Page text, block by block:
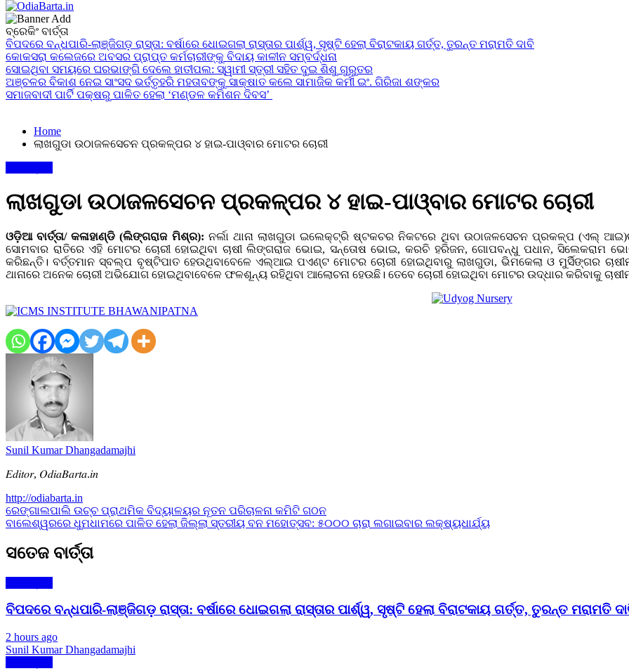
OdiaBarta.in
24x7News&Views
ବ୍ରେକିଂ ବାର୍ତ୍ତା
ବିପଦରେ ବନ୍ଧପାରି-ଲାଞ୍ଜିଗଡ଼ ରାସ୍ତା: ବର୍ଷାରେ ଧୋଇଗଲା ରାସ୍ତାର ପାର୍ଶ୍ୱ, ସୃଷ୍ଟି ହେଲା ବିରାଟକାୟ ଗର୍ତ୍ତ, ତୁରନ୍ତ ମରାମତି ଦାବି
କୋକସରା କଲେଜରେ ଅବସର ପ୍ରାପ୍ତ କର୍ମଚାରୀଙ୍କୁ ବିଦାୟ କାଳୀନ ସମ୍ବର୍ଦ୍ଧନା
ସୋଇଥିବା ସମୟରେ ଘରଭାଙ୍ଗି ଦେଲେ ହାତୀପଲ: ସ୍ୱାମୀ ସ୍ତ୍ରୀ ସହିତ ଦୁଇ ଶିଶୁ ଗୁରୁତର
ଅଞ୍ଚଳର ବିକାଶ ନେଇ ସାଂସଦ ଭର୍ତ୍ତୃହରି ମହତାବଙ୍କୁ ସାକ୍ଷାତ କଲେ ସାମାଜିକ କର୍ମୀ ଇଂ. ଗିରିଜା ଶଙ୍କର
ସମାଜବାଦୀ ପାର୍ଟି ପକ୍ଷରୁ ପାଳିତ ହେଲା ‘ମଣ୍ଡଳ କମିଶନ ଦିବସ’
Home
ଲାଖଗୁଡା ଉଠାଜଳସେଚନ ପ୍ରକଳ୍ପର ୪ ହାଇ-ପାଓ୍ବାର ମୋଟର ଚୋରୀ
ଲାଖଗୁଡା ଉଠାଜଳସେଚନ ପ୍ରକଳ୍ପର ୪ ହାଇ-ପାଓ୍ବାର ମୋଟର ଚୋରୀ
ଓଡ଼ିଆ ବାର୍ତ୍ତା/ କଳାହାଣ୍ଡି (ଲିଙ୍ଗରାଜ ମିଶ୍ର): ନର୍ଲା ଥାନା ଲାଖଗୁଡା ଇଲେକ୍ଟ୍ରି ଷ୍ଟକଚର ନିକଟରେ ଥିବା ଉଠାଜଳସେଚନ ପ୍ରକଳ୍ପ (ଏଲ୍
ସୋମବାର ରାତିରେ ଏହି ମୋଟର ଚୋରୀ ହୋଇଥିବା ଚାଷୀ ଲିଙ୍ଗରାଜ ଭୋଇ, ସନ୍ତୋଷ ଭୋଇ, କରଚି ହରିଜନ, ଗୋପବନ୍ଧୁ ପଧାନ, ସିଲେକରାମ
କରିଛନ୍ତି। ବର୍ତ୍ତମାନ ସ୍ବଲ୍ପ ବୃଷ୍ଟିପାତ ହେଉଥିବାବେଳେ ଏଲ୍ଆଇ ପଏଣ୍ଟ ମୋଟର ଚୋରୀ ହୋଇଥିବାରୁ ଲାଖଗୁଡା, ଭିମକେଲା ଓ ମୁର୍ସିଙ୍ଗର
ଥାନାରେ ଅନେକ ଚୋରୀ ଅଭିଯୋଗ ହୋଇଥିବାବେଳେ ଫଳଶୂନ୍ୟ ରହିଥିବା ଆଲୋଚନା ହେଉଛି। ତେବେ ଚୋରୀ ହୋଇଥିବା ମୋଟର ଉଦ୍ଧାର କରିବାକୁ
Sunil Kumar Dhangadamajhi
𝐸𝑑𝑖𝑡𝑜𝑟, 𝑂𝑑𝑖𝑎𝐵𝑎𝑟𝑡𝑎.𝑖𝑛
http://odiabarta.in
Post
navigation
ରେଙ୍ଗାଲପାଲି ଉଚ୍ଚ ପ୍ରାଥମିକ ବିଦ୍ୟାଳୟର ନୂତନ ପରିଚାଳନା କମିଟି ଗଠନ
ବାଲେଶ୍ୱରରେ ଧୁମଧାମରେ ପାଳିତ ହେଲା ଜିଲ୍ଲା ସ୍ତରୀୟ ବନ ମହୋତ୍ସବ: ୫୦୦୦ ଚାରା ଲଗାଇବାର ଲକ୍ଷ୍ୟଧାର୍ଯ୍ୟ
ସତେଜ ବାର୍ତ୍ତା
ବିପଦରେ ବନ୍ଧପାରି-ଲାଞ୍ଜିଗଡ଼ ରାସ୍ତା: ବର୍ଷାରେ ଧୋଇଗଲା ରାସ୍ତାର ପାର୍ଶ୍ୱ, ସୃଷ୍ଟି ହେଲା ବିରାଟକାୟ ଗର୍ତ୍ତ, ତୁରନ୍ତ ମରାମତି
2 hours ago
Sunil Kumar Dhangadamajhi